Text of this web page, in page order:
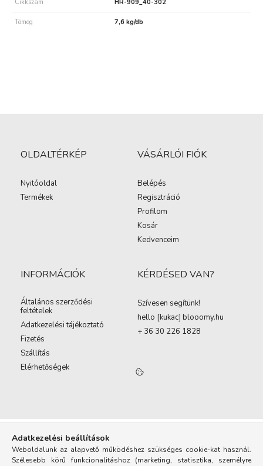
Cikkszám HR-909_40-302
Tömeg 7,6 kg/db
OLDALTÉRKÉP
Nyitóoldal
Termékek
VÁSÁRLÓI FIÓK
Belépés
Regisztráció
Profilom
Kosár
Kedvenceim
INFORMÁCIÓK
Általános szerződési
feltételek
Adatkezelési tájékoztató
Fizetés
Szállítás
Elérhetőségek
KÉRDÉSED VAN?
Szívesen segítünk!
hello [kukac] blooomy.hu
+ 36 30 226 1828
Adatkezelési beállítások
Weboldalunk az alapvető működéshez szükséges cookie-kat használ.
Szélesebb körű funkcionalitáshoz (marketing, statisztika, személyre